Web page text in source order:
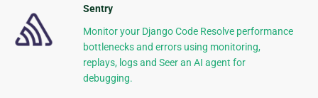
Sentry
Monitor your Django Code Resolve performance
bottlenecks and errors using monitoring,
replays, logs and Seer an AI agent for
debugging.